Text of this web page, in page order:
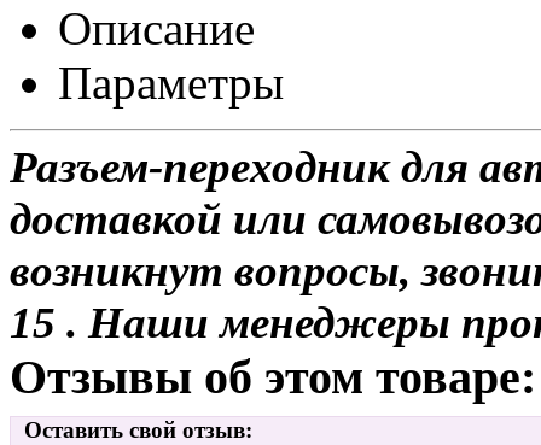
Описание
Параметры
Разъем-переходник для
доставкой или
возникнут вопросы,
15 . Наши менеджеры
Отзывы об этом товаре:
Оставить свой отзыв: